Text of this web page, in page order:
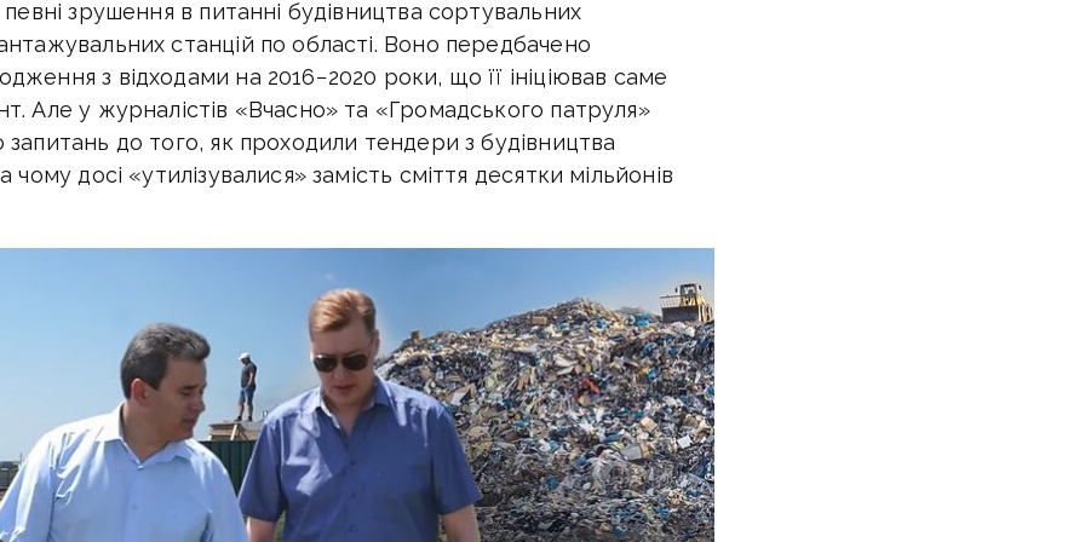
певні зрушення в питанні будівництва сортувальних
станцій по області. Воно передбачено
з відходами на 2016−2020 роки, що її ініціював саме
Але у журналістів «Вчасно» та «Громадського патруля»
до того, як проходили тендери з будівництва
чому досі «утилізувалися» замість сміття десятки мільйонів